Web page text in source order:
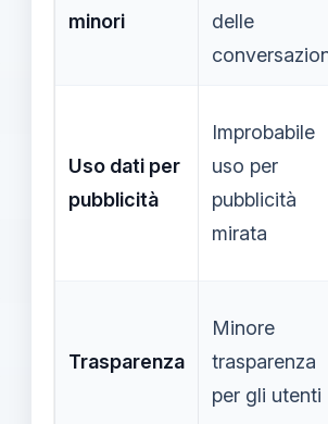
minori
delle
Uso dati per
pubblicità
Improbabile
uso per
pubblicità
mirata
Trasparenza
Minore
trasparenza
per gli utenti